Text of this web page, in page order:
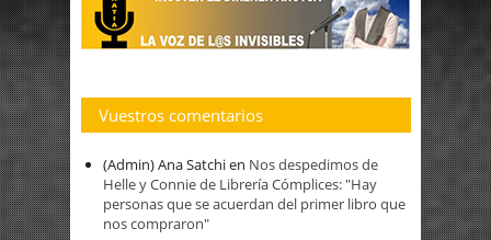
Vuestros comentarios
(Admin) Ana Satchien Nos despedimos de
Helle y Connie de Librería Cómplices: "Hay
personas que se acuerdan del primer libro que
nos compraron"